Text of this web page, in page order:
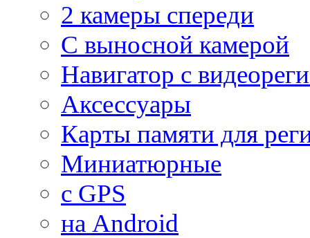
2 камеры спереди
С выносной камерой
Навигатор с
Аксессуары
Карты памяти для
Миниатюрные
с GPS
на Android